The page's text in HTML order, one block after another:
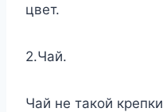
цвет.
2.Чай.
Чай не такой